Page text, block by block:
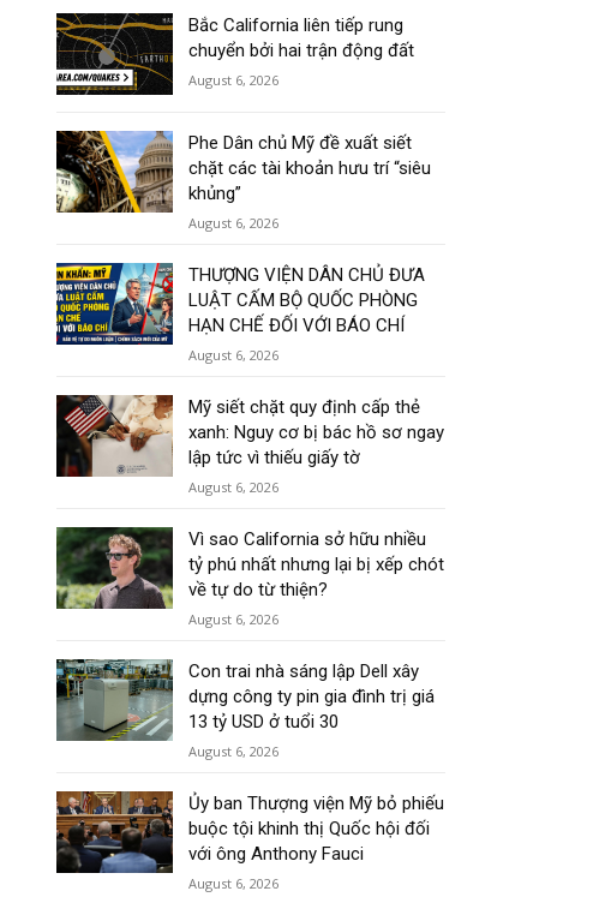
Bắc California liên tiếp rung
chuyển bởi hai trận động đất
August 6, 2026
Phe Dân chủ Mỹ đề xuất siết
chặt các tài khoản hưu trí “siêu
khủng”
August 6, 2026
THƯỢNG VIỆN DÂN CHỦ ĐƯA
LUẬT CẤM BỘ QUỐC PHÒNG
HẠN CHẾ ĐỐI VỚI BÁO CHÍ
August 6, 2026
Mỹ siết chặt quy định cấp thẻ
xanh: Nguy cơ bị bác hồ sơ ngay
lập tức vì thiếu giấy tờ
August 6, 2026
Vì sao California sở hữu nhiều
tỷ phú nhất nhưng lại bị xếp chót
về tự do từ thiện?
August 6, 2026
Con trai nhà sáng lập Dell xây
dựng công ty pin gia đình trị giá
13 tỷ USD ở tuổi 30
August 6, 2026
Ủy ban Thượng viện Mỹ bỏ phiếu
buộc tội khinh thị Quốc hội đối
với ông Anthony Fauci
August 6, 2026